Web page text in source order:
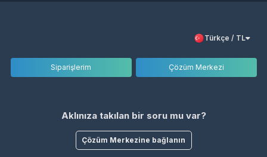
Türkçe / TL
Siparişlerim Çözüm Merkezi
Aklınıza takılan bir soru mu var?
Çözüm Merkezine bağlanın